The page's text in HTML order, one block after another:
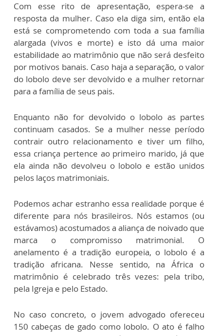
Com esse rito de apresentação, espera-se a
resposta da mulher. Caso ela diga sim, então ela
está se comprometendo com toda a sua família
alargada (vivos e morte) e isto dá uma maior
estabilidade ao matrimônio que não será desfeito
por motivos banais. Caso haja a separação, o valor
do lobolo deve ser devolvido e a mulher retornar
para a família de seus pais.
Enquanto não for devolvido o lobolo as partes
continuam casados. Se a mulher nesse período
contrair outro relacionamento e tiver um filho,
essa criança pertence ao primeiro marido, já que
ela ainda não devolveu o lobolo e estão unidos
pelos laços matrimoniais.
Podemos achar estranho essa realidade porque é
diferente para nós brasileiros. Nós estamos (ou
estávamos) acostumados a aliança de noivado que
marca o compromisso matrimonial. O
anelamento é a tradição europeia, o lobolo é a
tradição africana. Nesse sentido, na África o
matrimônio é celebrado três vezes: pela tribo,
pela Igreja e pelo Estado.
No caso concreto, o jovem advogado ofereceu
150 cabeças de gado como lobolo. O ato é falho